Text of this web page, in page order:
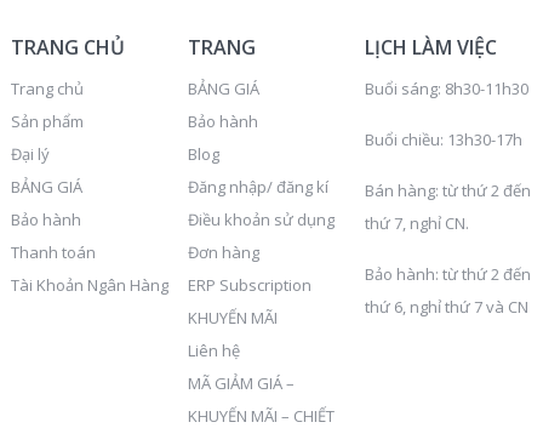
TRANG CHỦ
Trang chủ
Sản phẩm
Đại lý
BẢNG GIÁ
Bảo hành
Thanh toán
Tài Khoản Ngân Hàng
TRANG
BẢNG GIÁ
Bảo hành
Blog
Đăng nhập/ đăng kí
Điều khoản sử dụng
Đơn hàng
ERP Subscription
KHUYẾN MÃI
Liên hệ
MÃ GIẢM GIÁ –
KHUYẾN MÃI – CHIẾT
LỊCH LÀM VIỆC
Buổi sáng: 8h30-11h30
Buổi chiều: 13h30-17h
Bán hàng: từ thứ 2 đến
thứ 7, nghỉ CN.
Bảo hành: từ thứ 2 đến
thứ 6, nghỉ thứ 7 và CN